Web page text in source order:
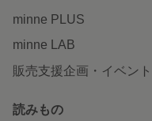
minne PLUS
minne LAB
販売支援企画・イベント
読みもの